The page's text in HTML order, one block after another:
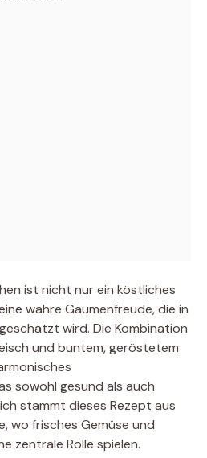
ist nicht nur ein köstliches
wahre Gaumenfreude, die in
wird. Die Kombination
und buntem, geröstetem
sowohl gesund als auch
stammt dieses Rezept aus
wo frisches Gemüse und
zentrale Rolle spielen.